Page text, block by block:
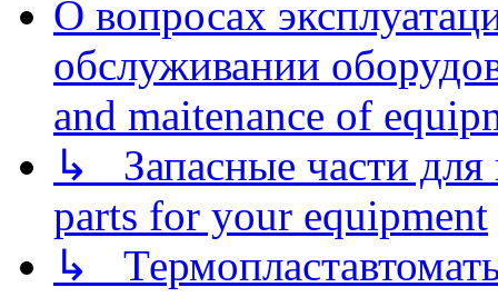
О вопросах
обслуживании
and maitenance of
↳ Запасные части для
parts for your equipment
↳